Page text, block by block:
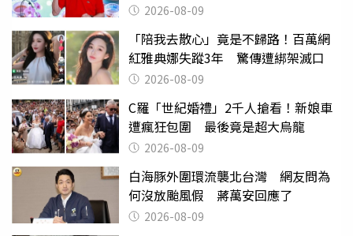
2026-08-09
「陪我去散心」竟是不歸路！百萬網
紅雅典娜失蹤3年 驚傳遭綁架滅口
2026-08-09
C羅「世紀婚禮」2千人搶看！新娘車
遭瘋狂包圍 最後竟是超大烏龍
2026-08-09
白海豚外圍環流襲北台灣 網友問為
何沒放颱風假 蔣萬安回應了
2026-08-09